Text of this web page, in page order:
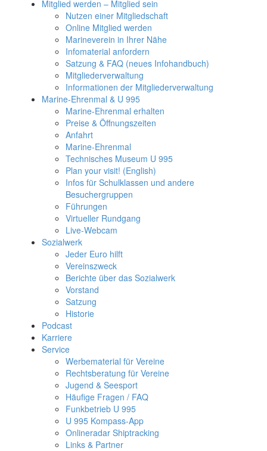
Mitglied werden – Mitglied sein
Nutzen einer Mitgliedschaft
Online Mitglied werden
Marineverein in Ihrer Nähe
Infomaterial anfordern
Satzung & FAQ (neues Infohandbuch)
Mitgliederverwaltung
Informationen der Mitgliederverwaltung
Marine-Ehrenmal & U 995
Marine-Ehrenmal erhalten
Preise & Öffnungszeiten
Anfahrt
Marine-Ehrenmal
Technisches Museum U 995
Plan your visit! (English)
Infos für Schulklassen und andere
Besuchergruppen
Führungen
Virtueller Rundgang
Live-Webcam
Sozialwerk
Jeder Euro hilft
Vereinszweck
Berichte über das Sozialwerk
Vorstand
Satzung
Historie
Podcast
Karriere
Service
Werbematerial für Vereine
Rechtsberatung für Vereine
Jugend & Seesport
Häufige Fragen / FAQ
Funkbetrieb U 995
U 995 Kompass-App
Onlineradar Shiptracking
Links & Partner